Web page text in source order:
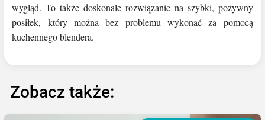
wygląd. To także doskonałe rozwiązanie na szybki, pożywny
posiłek, który można bez problemu wykonać za pomocą
kuchennego blendera.
Zobacz także: